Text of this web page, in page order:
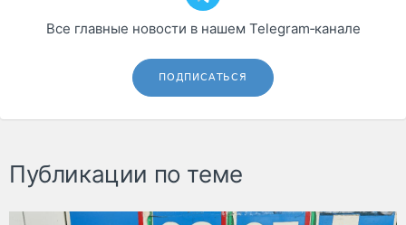
Все главные новости в нашем Telegram‑канале
ПОДПИСАТЬСЯ
Публикации по теме